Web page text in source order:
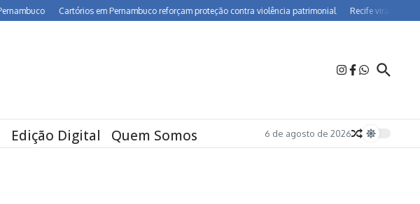
Cartórios em Pernambuco reforçam proteção contra violência patrimonial Recife vira polo de
Edição Digital Quem Somos 6 de agosto de 2026